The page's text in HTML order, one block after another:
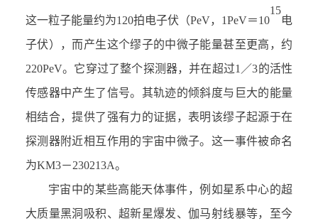
这一粒子能量约为120拍电子伏（PeV， 1PeV＝10
15
电
子伏），而产生这个缪子的中微子能量甚至更高，约
220PeV。它穿过了整个探测器，并在超过1／3的活性
传感器中产生了信号。其轨迹的倾斜度与巨大的能量
相结合，提供了强有力的证据，表明该缪子起源于在
探测器附近相互作用的宇宙中微子。这一事件被命名
为KM3－230213A。
宇宙中的某些高能天体事件，例如星系中心的超
大质量黑洞吸积、超新星爆发、伽马射线暴等，至今